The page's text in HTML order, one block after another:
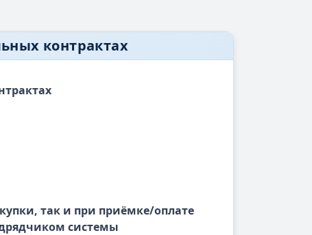
контрактах
так и при приёмке/оплате
системы